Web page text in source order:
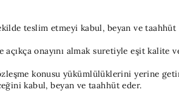
teslim etmeyi kabul, beyan ve taahhüt
onayını almak suretiyle eşit
konusu yükümlülüklerini yerine
kabul, beyan ve taahhüt eder.